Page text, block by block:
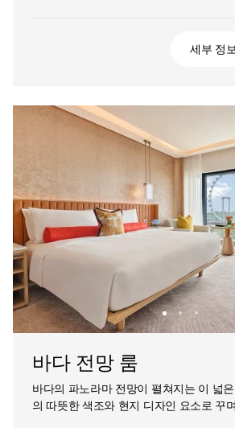
세부 정
바다 전망 룸
바다의 파노라마 전망이 펼쳐지는 이 넓
의 따뜻한 색조와 현지 디자인 요소로 꾸